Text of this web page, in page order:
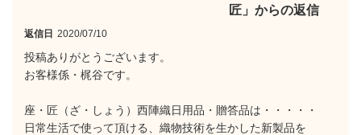
匠」からの返信
返信日 2020/07/10
投稿ありがとうございます。
お客様係・梶谷です。
座・匠（ざ・しょう）西陣織日用品・贈答品は・・・・・
日常生活で使って頂ける、織物技術を生かした新製品を